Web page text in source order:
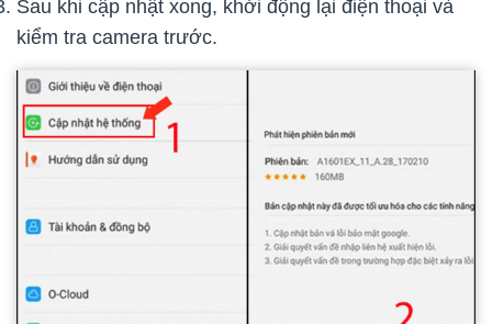
Sau khi cập nhật xong, khởi động lại điện thoại và
kiểm tra camera trước.